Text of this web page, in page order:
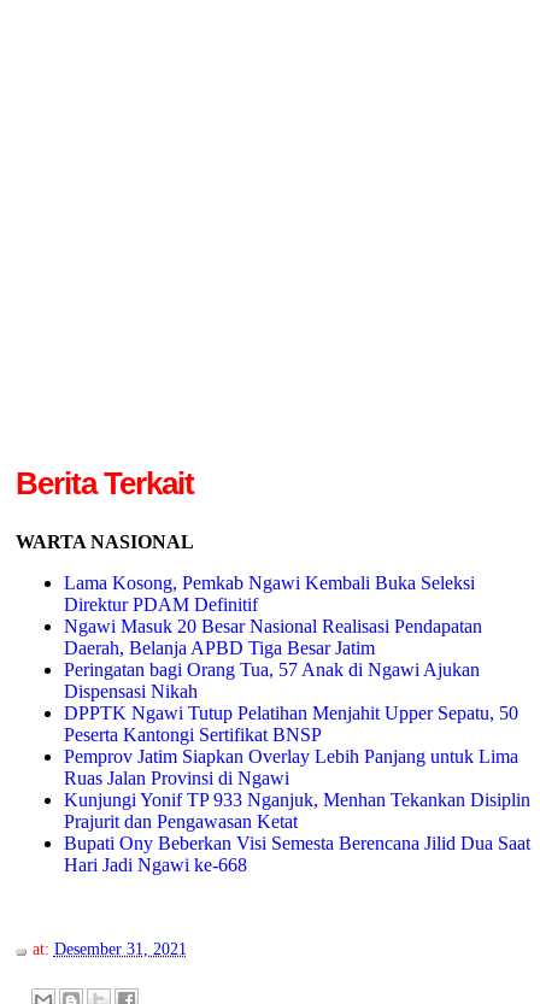
Berita Terkait
WARTA NASIONAL
Lama Kosong, Pemkab Ngawi Kembali Buka Seleksi
Direktur PDAM Definitif
Ngawi Masuk 20 Besar Nasional Realisasi Pendapatan
Daerah, Belanja APBD Tiga Besar Jatim
Peringatan bagi Orang Tua, 57 Anak di Ngawi Ajukan
Dispensasi Nikah
DPPTK Ngawi Tutup Pelatihan Menjahit Upper Sepatu, 50
Peserta Kantongi Sertifikat BNSP
Pemprov Jatim Siapkan Overlay Lebih Panjang untuk Lima
Ruas Jalan Provinsi di Ngawi
Kunjungi Yonif TP 933 Nganjuk, Menhan Tekankan Disiplin
Prajurit dan Pengawasan Ketat
Bupati Ony Beberkan Visi Semesta Berencana Jilid Dua Saat
Hari Jadi Ngawi ke-668
at: Desember 31, 2021